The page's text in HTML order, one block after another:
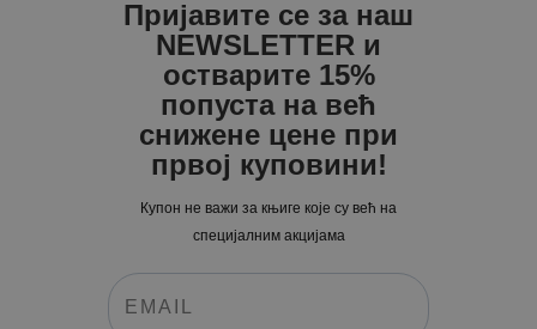
0
0
рсд.
0
рсд.
Пријавите се за наш
NEWSLETTER и
остварите 15%
попуста на већ
снижене цене при
првој куповини!
Купон не важи за књиге које су већ на
специјалним акцијама